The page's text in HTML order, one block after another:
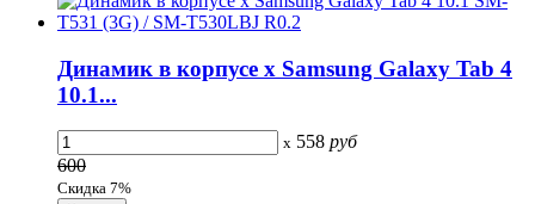
Динамик в корпусе x Samsung Galaxy Tab 4
10.1...
x 558 руб
600
Скидка 7%